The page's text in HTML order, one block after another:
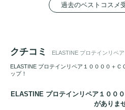
過去のベストコスメ
クチコミ ELASTINE プロテインリペ
ELASTINE プロテインリペア１００００＋
ップ！
ELASTINE プロテインリペア１００
がありま